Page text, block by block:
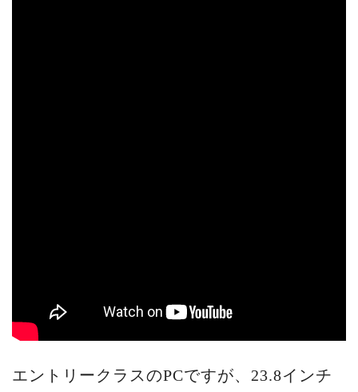
エントリークラスのPCですが、23.8インチ